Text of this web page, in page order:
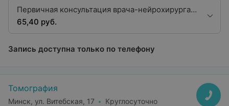
Первичная консультация врача-нейрохирурга,
к.м.н.
65,40 руб.
Запись доступна только по телефону
Томография
Минск, ул. Витебская, 17 Круглосуточно